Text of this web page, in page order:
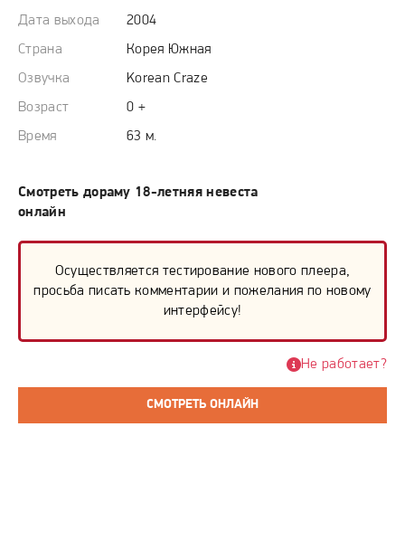
Дата выхода
2004
Страна
Корея Южная
Озвучка
Korean Craze
Возраст
0 +
Время
63 м.
Смотреть дораму 18-летняя невеста
онлайн
Осуществляется тестирование нового плеера,
просьба писать комментарии и пожелания по новому
интерфейсу!
СМОТРЕТЬ ОНЛАЙН
Не работает?